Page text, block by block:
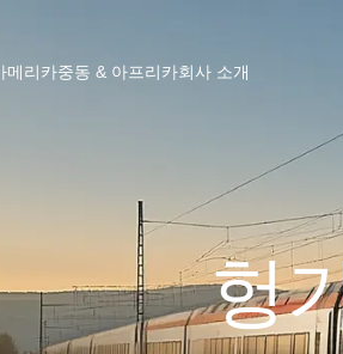
메리카중동 & 아프리카회사 소개
헝